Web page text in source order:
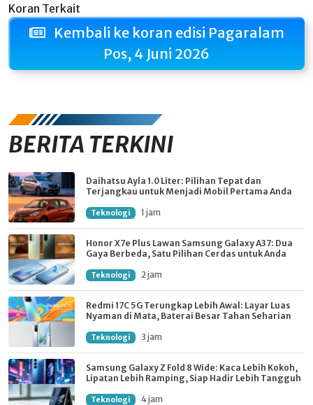
Koran Terkait
Kembali ke koran edisi Pagaralam
Pos, 4 Juni 2026
BERITA TERKINI
Daihatsu Ayla 1.0 Liter: Pilihan Tepat dan
Terjangkau untuk Menjadi Mobil Pertama Anda
Teknologi 1 jam
Honor X7e Plus Lawan Samsung Galaxy A37: Dua
Gaya Berbeda, Satu Pilihan Cerdas untuk Anda
Teknologi 2 jam
Redmi 17C 5G Terungkap Lebih Awal: Layar Luas
Nyaman di Mata, Baterai Besar Tahan Seharian
Teknologi 3 jam
Samsung Galaxy Z Fold 8 Wide: Kaca Lebih Kokoh,
Lipatan Lebih Ramping, Siap Hadir Lebih Tangguh
Teknologi 4 jam